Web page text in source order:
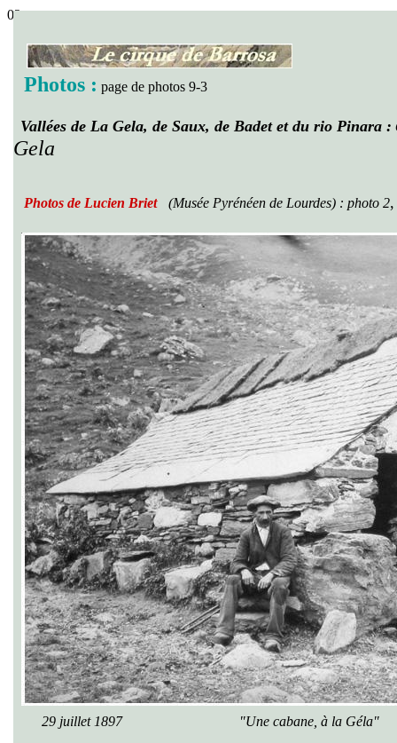
02
Photos : page de photos 9-3
Vallées de La Gela, de Saux, de Badet et du rio Pinara :
Gela
Photos de Lucien Briet (Musée Pyrénéen de Lourdes) : photo 2
29 juillet 1897 "Une cabane, à la Géla"